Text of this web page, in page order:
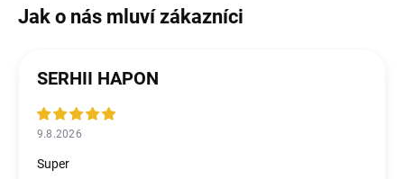
SERHII HAPON
9.8.2026
Super